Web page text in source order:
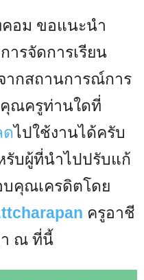
อม ขอแนะนำ
ารจัดการเรียน
ากสถานการณ์การ
คุณครูท่านใดที่
ดไปใช้งานได้ครับ
รับผู้ที่นำไปปรับแก้
คุณเครดิตโดย
ครูอาชี
ณ ที่นี้